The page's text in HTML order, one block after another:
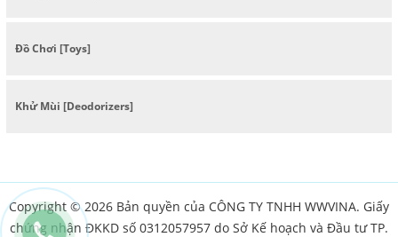
Đồ Chơi [Toys]
Khử Mùi [Deodorizers]
Copyright © 2026 Bản quyền của CÔNG TY TNHH WWVINA. Giấy
chứng nhận ĐKKD số 0312057957 do Sở Kế hoạch và Đầu tư TP.